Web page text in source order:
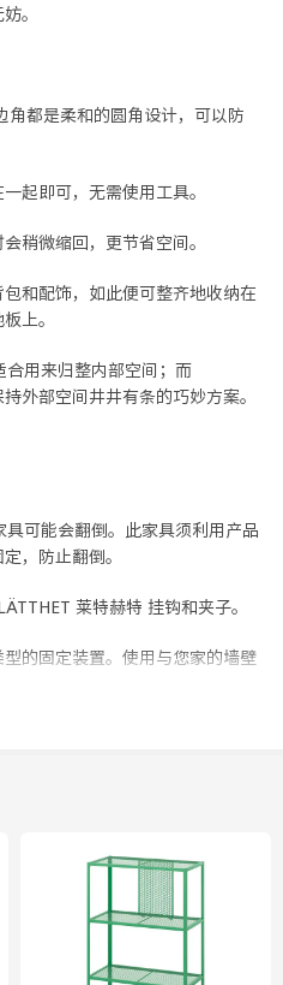
。
角都是柔和的圆角设计，可以防
起即可，无需使用工具。
稍微缩回，更节省空间。
和配饰，如此便可整齐地收纳在
上。
合用来归整内部空间；而
外部空间井井有条的巧妙方案。
可能会翻倒。此家具须利用产品
，防止翻倒。
莱特赫特 挂钩和夹子。
的固定装置。使用与您家的墙壁